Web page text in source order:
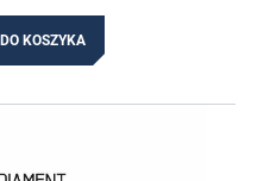
DO KOSZYKA